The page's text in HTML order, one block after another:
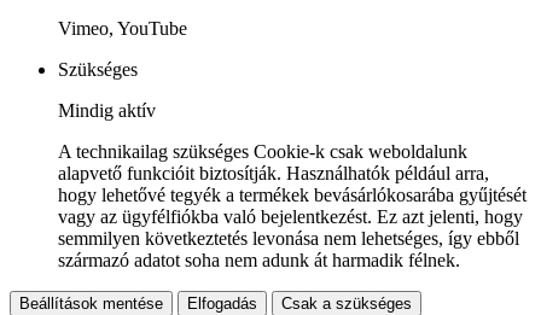
Vimeo, YouTube
Szükséges
Mindig aktív
A technikailag szükséges Cookie-k csak weboldalunk
alapvető funkcióit biztosítják. Használhatók például arra,
hogy lehetővé tegyék a termékek bevásárlókosarába gyűjtését
vagy az ügyfélfiókba való bejelentkezést. Ez azt jelenti, hogy
semmilyen következtetés levonása nem lehetséges, így ebből
származó adatot soha nem adunk át harmadik félnek.
Beállítások mentése Elfogadás Csak a szükséges